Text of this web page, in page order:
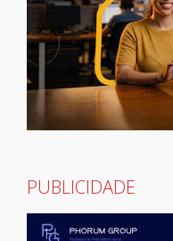
PUBLICIDADE